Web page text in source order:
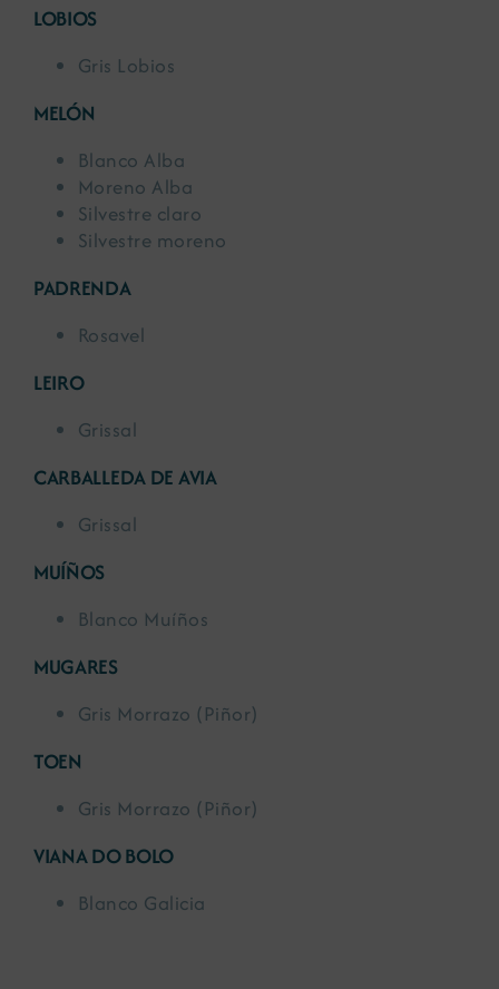
LOBIOS
Gris Lobios
MELÓN
Blanco Alba
Moreno Alba
Silvestre claro
Silvestre moreno
PADRENDA
Rosavel
LEIRO
Grissal
CARBALLEDA DE AVIA
Grissal
MUÍÑOS
Blanco Muíños
MUGARES
Gris Morrazo (Piñor)
TOEN
Gris Morrazo (Piñor)
VIANA DO BOLO
Blanco Galicia